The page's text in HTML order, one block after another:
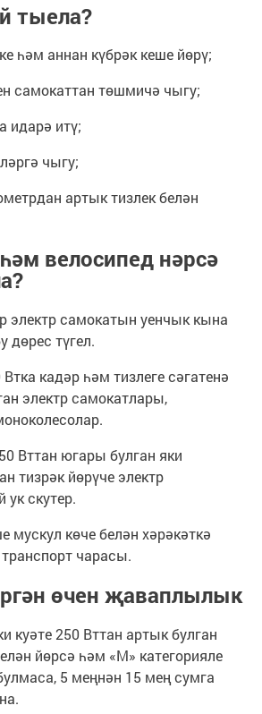
тыела?
һәм аннан күбрәк кеше йөрү;
самокаттан төшмичә чыгу;
идарә итү;
чыгу;
артык тизлек белән
велосипед нәрсә
электр самокатын уенчык кына
түгел.
кадәр һәм тизлеге сәгатенә
электр самокатлары,
Вттан югары булган яки
тизрәк йөрүче электр
скутер.
мускул көче белән хәрәкәткә
транспорт чарасы.
өчен җаваплылык
куәте 250 Вттан артык булган
йөрсә һәм «М» категорияле
5 меңнән 15 мең сумга